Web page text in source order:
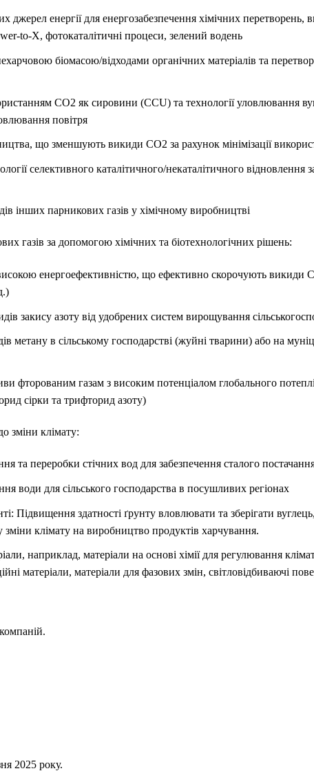
джерел енергії для енергозабезпечення хімічних перетворень,
to-X, фотокаталітичні процеси, зелений водень
біомасою/відходами органічних матеріалів та
CO2 як сировини (CCU) та технології уловлювання
повітря
що зменшують викиди CO2 за рахунок мінімізації
селективного каталітичного/некаталітичного відновлення
інших парникових газів у хімічному виробництві
газів за допомогою хімічних та біотехнологічних рішень:
високою енергоефективністю, що ефективно скорочують викиди
закису азоту від удобрених систем вирощування
метану в сільському господарстві (жуйні тварини) або на
фторованим газам з високим потенціалом глобального
сірки та трифторид азоту)
зміни клімату:
та переробки стічних вод для забезпечення сталого
води для сільського господарства в посушливих регіонах
Підвищення здатності ґрунту вловлювати та зберігати
клімату на виробництво продуктів харчування.
наприклад, матеріали на основі хімії для регулювання
матеріали, матеріали для фазових змін, світловідбиваючі
2025 року.